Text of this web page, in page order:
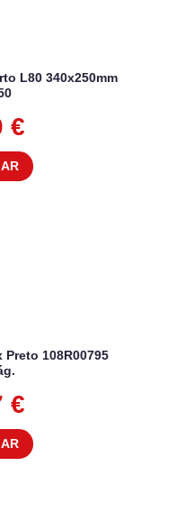
L80 340x250mm
€
108R00795
€